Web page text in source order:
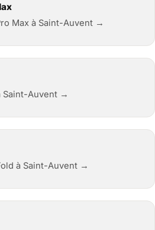
Max à Saint-Auvent →
Saint-Auvent →
à Saint-Auvent →